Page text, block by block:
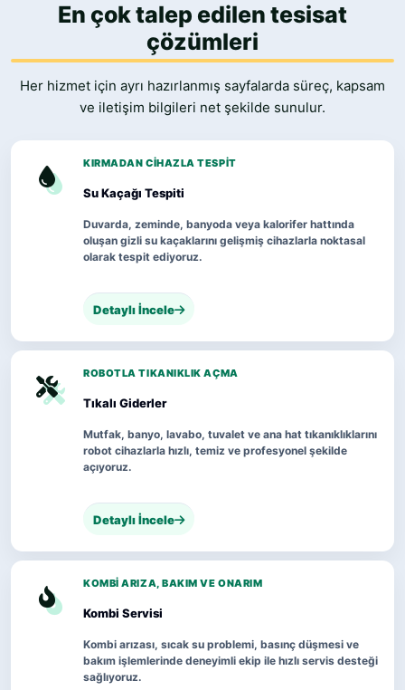
En çok talep edilen tesisat
çözümleri
Her hizmet için ayrı hazırlanmış sayfalarda süreç, kapsam
ve iletişim bilgileri net şekilde sunulur.
KIRMADAN CIHAZLA TESPIT
Su Kaçağı Tespiti
Duvarda, zeminde, banyoda veya kalorifer hattında
oluşan gizli su kaçaklarını gelişmiş cihazlarla noktasal
olarak tespit ediyoruz.
Detaylı İncele
ROBOTLA TIKANIKLIK AÇMA
Tıkalı Giderler
Mutfak, banyo, lavabo, tuvalet ve ana hat tıkanıklıklarını
robot cihazlarla hızlı, temiz ve profesyonel şekilde
açıyoruz.
Detaylı İncele
KOMBI ARIZA, BAKIM VE ONARIM
Kombi Servisi
Kombi arızası, sıcak su problemi, basınç düşmesi ve
bakım işlemlerinde deneyimli ekip ile hızlı servis desteği
sağlıyoruz.